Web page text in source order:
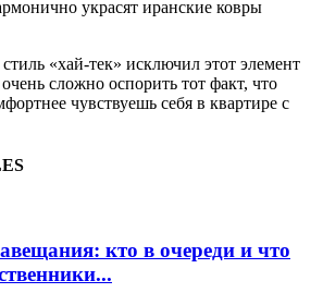
украсят иранские ковры
«хай-тек» исключил этот элемент
сложно оспорить тот факт, что
чувствуешь себя в квартире с
кто в очереди и что